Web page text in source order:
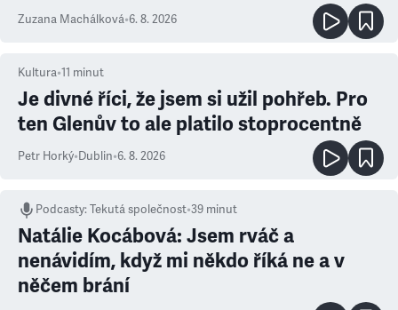
Zuzana Machálková•6. 8. 2026
Kultura•11 minut
Je divné říci, že jsem si užil pohřeb. Pro
ten Glenův to ale platilo stoprocentně
Petr Horký•Dublin•6. 8. 2026
Podcasty:Tekutá společnost•39 minut
Natálie Kocábová: Jsem rváč a
nenávidím, když mi někdo říká ne a v
něčem brání